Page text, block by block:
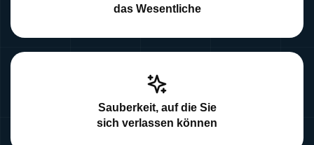
das Wesentliche
Sauberkeit, auf die Sie
sich verlassen können